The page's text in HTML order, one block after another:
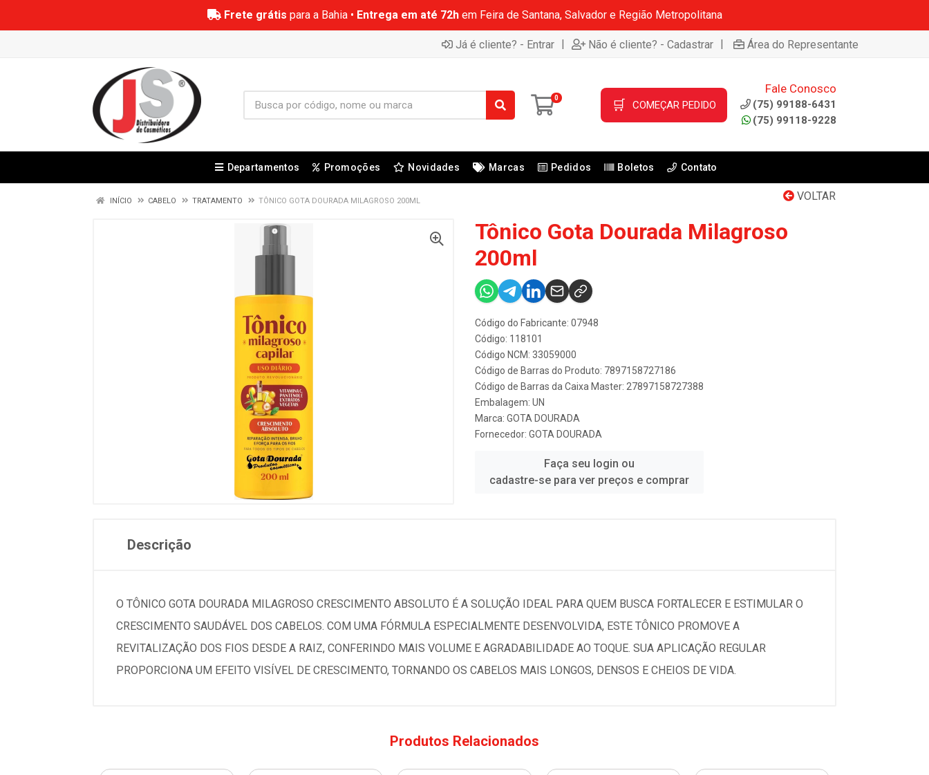
Frete grátis para a Bahia • Entrega em até 72hem Feira de Santana, Salvador e Região Metropolitana
Já é cliente? - Entrar | Não é cliente? - Cadastrar | Área do Representante
0 🛒 COMEÇAR PEDIDO
Fale Conosco
(75) 99188-6431
(75) 99118-9228
Departamentos Promoções Novidades Marcas Pedidos Boletos Contato
VOLTAR
INÍCIO CABELO TRATAMENTO TÔNICO GOTA DOURADA MILAGROSO 200ML
Tônico Gota Dourada Milagroso
200ml
Código do Fabricante: 07948
Código: 118101
Código NCM: 33059000
Código de Barras do Produto: 7897158727186
Código de Barras da Caixa Master: 27897158727388
Embalagem: UN
Marca: GOTA DOURADA
Fornecedor: GOTA DOURADA
Faça seu login ou
cadastre-se para ver preços e comprar
Descrição
O TÔNICO GOTA DOURADA MILAGROSO CRESCIMENTO ABSOLUTO É A SOLUÇÃO IDEAL PARA QUEM BUSCA FORTALECER E ESTIMULAR O
CRESCIMENTO SAUDÁVEL DOS CABELOS. COM UMA FÓRMULA ESPECIALMENTE DESENVOLVIDA, ESTE TÔNICO PROMOVE A
REVITALIZAÇÃO DOS FIOS DESDE A RAIZ, CONFERINDO MAIS VOLUME E AGRADABILIDADE AO TOQUE. SUA APLICAÇÃO REGULAR
PROPORCIONA UM EFEITO VISÍVEL DE CRESCIMENTO, TORNANDO OS CABELOS MAIS LONGOS, DENSOS E CHEIOS DE VIDA.
Produtos Relacionados